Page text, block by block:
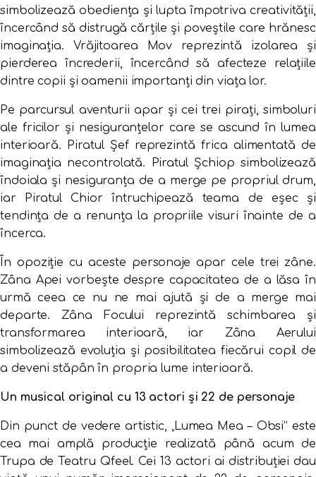
simbolizează obediența și lupta împotriva creativității,
încercând să distrugă cărțile și poveștile care hrănesc
imaginația. Vrăjitoarea Mov reprezintă izolarea și
pierderea încrederii, încercând să afecteze relațiile
dintre copii și oamenii importanți din viața lor.
Pe parcursul aventurii apar și cei trei pirați, simboluri
ale fricilor și nesiguranțelor care se ascund în lumea
interioară. Piratul Șef reprezintă frica alimentată de
imaginația necontrolată. Piratul Șchiop simbolizează
îndoiala și nesiguranța de a merge pe propriul drum,
iar Piratul Chior întruchipează teama de eșec și
tendința de a renunța la propriile visuri înainte de a
încerca.
În opoziție cu aceste personaje apar cele trei zâne.
Zâna Apei vorbește despre capacitatea de a lăsa în
urmă ceea ce nu ne mai ajută și de a merge mai
departe. Zâna Focului reprezintă schimbarea și
transformarea interioară, iar Zâna Aerului
simbolizează evoluția și posibilitatea fiecărui copil de
a deveni stăpân în propria lume interioară.
Un musical original cu 13 actori și 22 de personaje
Din punct de vedere artistic, „Lumea Mea – Obsi” este
cea mai amplă producție realizată până acum de
Trupa de Teatru Qfeel. Cei 13 actori ai distribuției dau